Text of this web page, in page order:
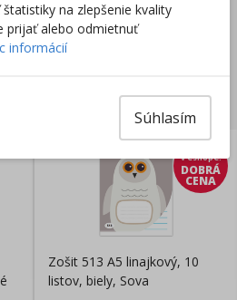
produkty
v eshope:
DOBRÁ
CENA
Zošit 513 A5 linajkový, 10
listov, biely, Sova
na zlepšenie kvality
prijať alebo odmietnuť
informácií
Súhlasím